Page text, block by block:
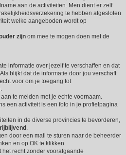
aan de activiteiten. Men dient er zelf
te hebben afgesloten
welke aangeboden wordt op
zijn om mee te mogen doen met de
informatie over jezelf te verschaffen en dat
blijkt dat de informatie door jou verschaft
voor om je toegang tot
te melden met je echte voornaam.
een activiteit is een foto in je profielpagina
in de diverse provincies te bevorderen,
.
door een mail te sturen naar de beheerder
en op OK te klikken.
het recht zonder voorafgaande